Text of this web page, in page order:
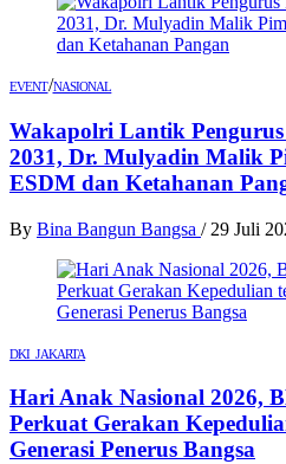
EVENT/NASIONAL
Wakapolri Lantik
2031, Dr. Mulyadin Malik
ESDM dan Ketahanan
By Bina Bangun Bangsa / 29 Juli
DKI JAKARTA
Hari Anak Nasional 2026,
Perkuat Gerakan
Generasi Penerus Bangsa